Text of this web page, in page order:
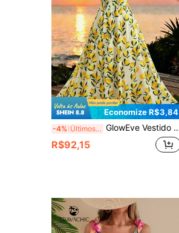
Economize R$3,84
-4% Últimos 3 dias GlowEve Vestido Longo de Verão Estampado Tecido à Mão, Elegante e Chique. Ideal para Férias. Novo Estilo Sem Mangas.
R$92,15